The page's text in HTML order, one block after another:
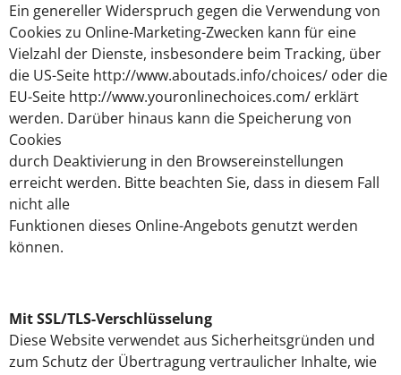
Ein genereller Widerspruch gegen die Verwendung von
Cookies zu Online-Marketing-Zwecken kann für eine
Vielzahl der Dienste, insbesondere beim Tracking, über
die US-Seite http://www.aboutads.info/choices/ oder die
EU-Seite http://www.youronlinechoices.com/ erklärt
werden. Darüber hinaus kann die Speicherung von
Cookies
durch Deaktivierung in den Browsereinstellungen
erreicht werden. Bitte beachten Sie, dass in diesem Fall
nicht alle
Funktionen dieses Online-Angebots genutzt werden
können.
Mit SSL/TLS-Verschlüsselung
Diese Website verwendet aus Sicherheitsgründen und
zum Schutz der Übertragung vertraulicher Inhalte, wie